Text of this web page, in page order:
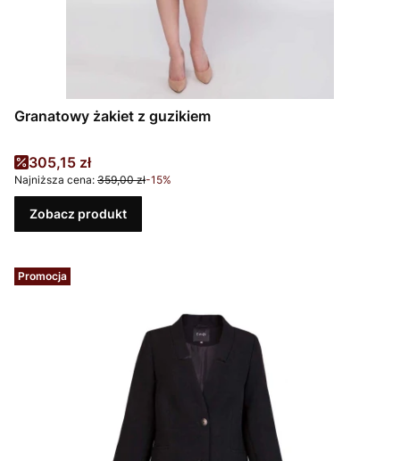
Granatowy żakiet z guzikiem
Cena promocyjna
305,15 zł
Najniższa cena: 359,00 zł-15%
Zobacz produkt
Promocja